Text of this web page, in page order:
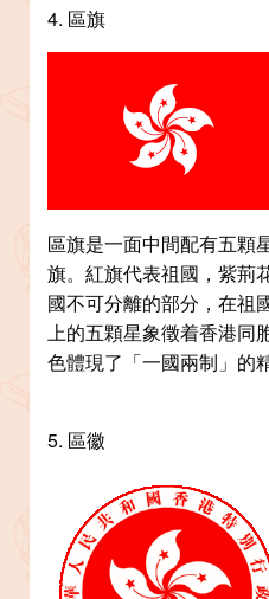
4. 區旗
區旗是一面中間配有五顆
旗。紅旗代表祖國，紫荊
國不可分離的部分，在祖
上的五顆星象徵着香港同
色體現了「一國兩制」的精
5. 區徽